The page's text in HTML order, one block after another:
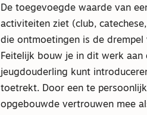
De toegevoegde waarde van
activiteiten ziet (club,
die ontmoetingen is de
Feitelijk bouw je in dit werk
jeugdouderling kunt
toetrekt. Door een te
opgebouwde vertrouwen mee